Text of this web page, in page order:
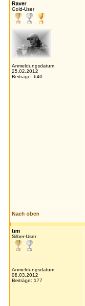
Raver
Gold-User
Anmeldungsdatum:
25.02.2012
Beiträge: 640
Nach oben
tim
Silber-User
Anmeldungsdatum:
08.03.2012
Beiträge: 177